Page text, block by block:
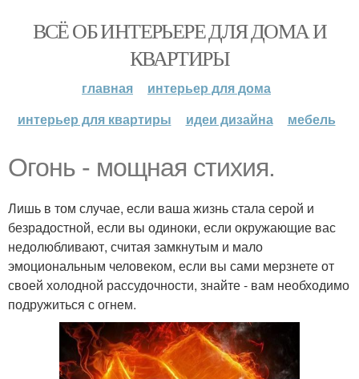
ВСЁ ОБ ИНТЕРЬЕРЕ ДЛЯ ДОМА И
КВАРТИРЫ
главная
интерьер для дома
интерьер для квартиры
идеи дизайна мебель
Огонь - мощная стихия.
Лишь в том случае, если ваша жизнь стала серой и
безрадостной, если вы одиноки, если окружающие вас
недолюбливают, считая замкнутым и мало
эмоциональным человеком, если вы сами мерзнете от
своей холодной рассудочности, знайте - вам необходимо
подружиться с огнем.